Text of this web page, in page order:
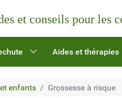
et conseils pour les
Aides et thérapies
enfants Grossesse à risque